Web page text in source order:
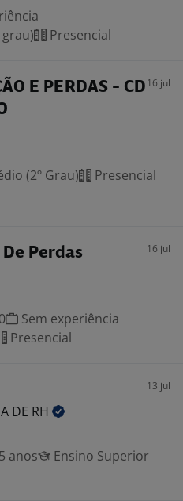
Presencial
E PERDAS - CD16 jul
(2º Grau)
Presencial
Perdas 16 jul
Sem experiência
Presencial
13 jul
DE RH
anos
Ensino Superior